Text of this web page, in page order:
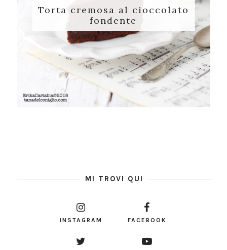
Torta cremosa al cioccolato
fondente
MI TROVI QUI
INSTAGRAM FACEBOOK